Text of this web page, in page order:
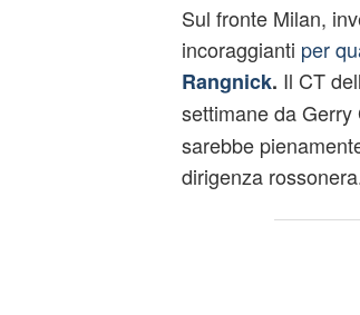
Sul fronte Milan,
incoraggianti per
Rangnick. Il CT
settimane da Gerry
sarebbe
dirigenza